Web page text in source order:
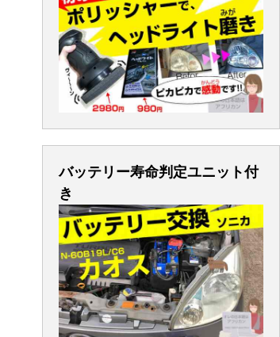
バッテリー寿命判定ユニット付
き